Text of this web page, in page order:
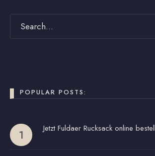
POPULAR POSTS:
Jetzt Fuldaer Rucksack online